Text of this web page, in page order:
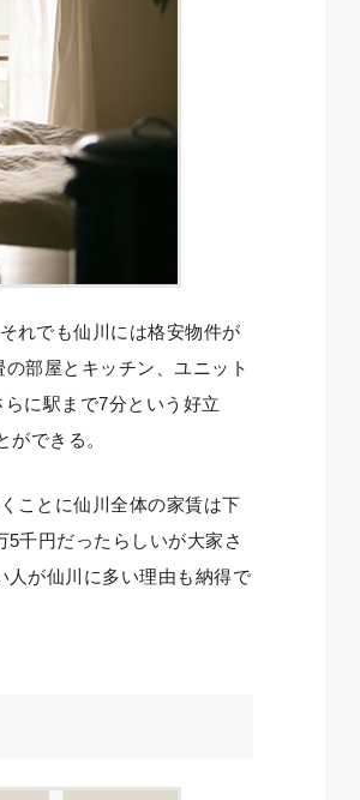
れでも仙川には格安物件が
部屋とキッチン、ユニット
に駅まで7分という好立
できる。
ことに仙川全体の家賃は下
千円だったらしいが大家さ
が仙川に多い理由も納得で